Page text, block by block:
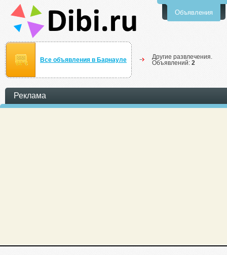
Объявления
Все объявления в Барнауле
Другие развлечения.
Объявлений: 2
Реклама